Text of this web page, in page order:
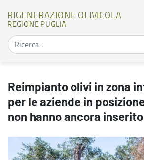
RIGENERAZIONE OLIVICOLA
REGIONE PUGLIA
Reimpianto olivi in zona
per le aziende in
non hanno ancora